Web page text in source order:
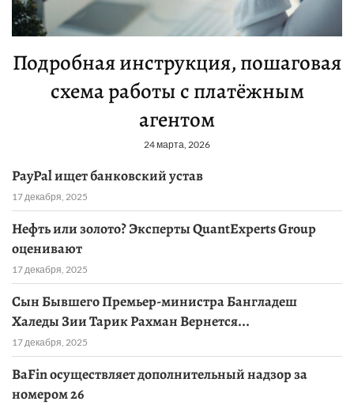
Подробная инструкция, пошаговая
схема работы с платёжным
агентом
24 марта, 2026
PayPal ищет банковский устав
17 декабря, 2025
Нефть или золото? Эксперты QuantExperts Group
оценивают
17 декабря, 2025
Сын Бывшего Премьер-министра Бангладеш
Халеды Зии Тарик Рахман Вернется...
17 декабря, 2025
BaFin осуществляет дополнительный надзор за
номером 26